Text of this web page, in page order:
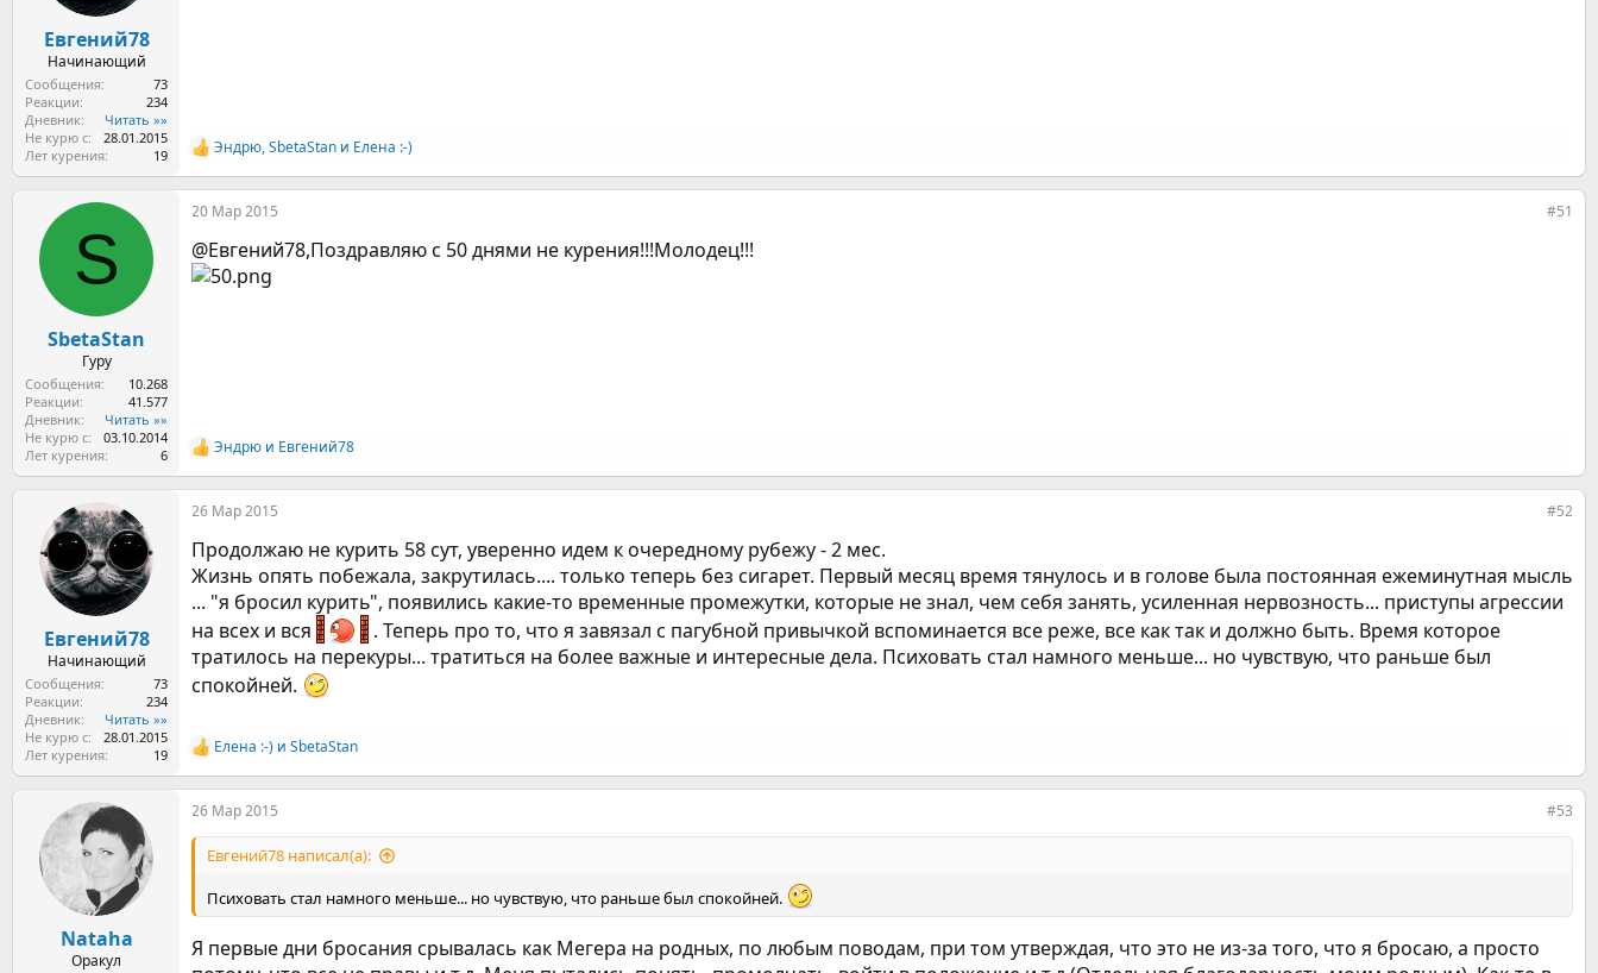
Евгений78
Начинающий
Сообщения
73
Реакции
234
Дневник
Читать »»
Не курю с
28.01.2015
Лет курения
19
Р
е
а
к
и
и
:
Эндрю,SbetaStan и Елена :-)
S
SbetaStan
Гуру
Сообщения
10.268
Реакции
41.577
Дневник
Читать »»
Не курю с
03.10.2014
Лет курения
6
20 Мар 2015 #51
@Евгений78,Поздравляю с 50 днями не курения!!!Молодец!!!
Р
е
а
к
и
и
:
Эндрю и Евгений78
Евгений78
Начинающий
Сообщения
73
Реакции
234
Дневник
Читать »»
Не курю с
28.01.2015
Лет курения
19
26 Мар 2015 #52
Продолжаю не курить 58 сут, уверенно идем к очередному рубежу - 2 мес.
Жизнь опять побежала, закрутилась.... только теперь без сигарет. Первый месяц время тянулось и в голове была постоянная ежеминутная мысль
... "я бросил курить", появились какие-то временные промежутки, которые не знал, чем себя занять, усиленная нервозность... приступы агрессии
на всех и вся
. Теперь про то, что я завязал с пагубной привычкой вспоминается все реже, все как так и должно быть. Время которое
тратилось на перекуры... тратиться на более важные и интересные дела. Психовать стал намного меньше... но чувствую, что раньше был
спокойней.
Р
е
а
к
Елена :-) и SbetaStan
Nataha
Оракул
26 Мар 2015 #53
Евгений78 написал(а):
Психовать стал намного меньше... но чувствую, что раньше был спокойней.
Я первые дни бросания срывалась как Мегера на родных, по любым поводам, при том утверждая, что это не из-за того, что я бросаю, а просто